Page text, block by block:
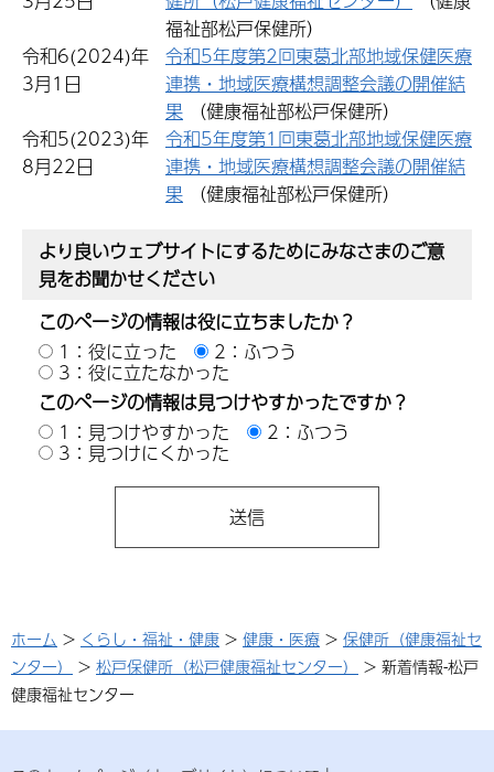
福祉部松戸保健所）
令和6(2024)年
3月1日
令和5年度第2回東葛北部地域保健医療
連携・地域医療構想調整会議の開催結
果
（健康福祉部松戸保健所）
令和5(2023)年
8月22日
令和5年度第1回東葛北部地域保健医療
連携・地域医療構想調整会議の開催結
果
（健康福祉部松戸保健所）
より良いウェブサイトにするためにみなさまのご意
見をお聞かせください
このページの情報は役に立ちましたか？
1：役に立った
2：ふつう
3：役に立たなかった
このページの情報は見つけやすかったですか？
1：見つけやすかった
2：ふつう
3：見つけにくかった
ホーム > くらし・福祉・健康 > 健康・医療 > 保健所（健康福祉セ
ンター）
> 松戸保健所（松戸健康福祉センター）
> 新着情報-松戸
健康福祉センター